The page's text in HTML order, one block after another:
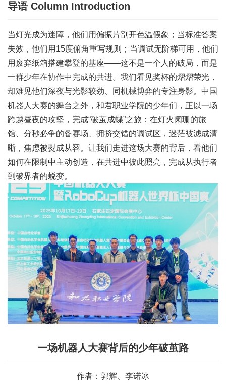
导语 Column Introduction
当灯光成为迷障，他们用偏振片剖开色温假象；当标准答案
失效，他们用15度俯角重写规则；当调试无阶梯可用，他们
用废弃纸箱搭建攀登的基座——这不是一个人的破局，而是
一群少年在协作中完成的共进。我们看见奖杯的熠熠荣光，
却难见他们深夜与光影较劲、同机械博弈的专注身影。 中国
机器人大赛的舞台之外，和君职业学院的少年们，正以一场
跨越昼夜的攻坚，完成“破茧成蝶”之旅：在灯火阑珊的旅
馆、分秒必争的备赛场、拥挤交错的调试区，迷茫被滤成清
晰，焦虑被熨成从容。让我们走进这场大赛的背后，看他们
如何在限制中主动创造，在共进中彼此照亮，完成从执行者
到破界者的蜕变。
一场机器人大赛背后的少年破茧路
作者：郭辉、李诺冰